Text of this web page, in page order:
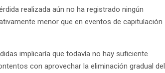
realizada aún no ha registrado ningún
menor que en eventos de capitulación
implicaría que todavía no hay suficiente
con aprovechar la eliminación gradual del